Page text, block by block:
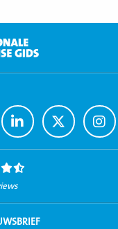
Ga
naar
LinkedIn
Ga
naar
Twitter
Ga
naar